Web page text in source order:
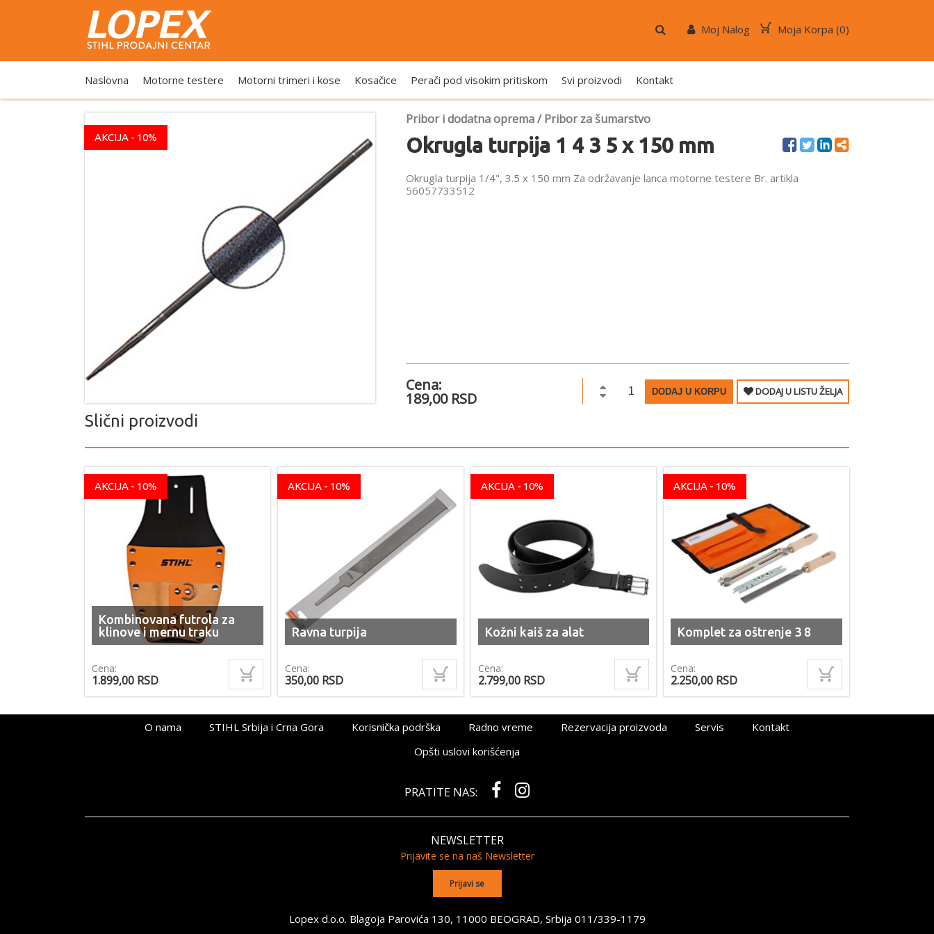
Moja Korpa (0)
Moj Nalog
Naslovna Motorne testere Motorni trimeri i kose Kosačice Perači pod visokim pritiskom Svi proizvodi Kontakt
AKCIJA - 10%
Pribor i dodatna oprema/Pribor za šumarstvo
Okrugla turpija 1 4 3 5 x 150 mm
Okrugla turpija 1/4", 3.5 x 150 mm Za održavanje lanca motorne testere Br. artikla
56057733512
Cena:
189,00 RSD DODAJ U KORPU DODAJ U LISTU ŽELJA
Slični proizvodi
AKCIJA - 10%
Kombinovana futrola za
klinove i mernu traku
Cena:
1.899,00 RSD
AKCIJA - 10%
Ravna turpija
Cena:
350,00 RSD
AKCIJA - 10%
Kožni kaiš za alat
Cena:
2.799,00 RSD
AKCIJA - 10%
Komplet za oštrenje 3 8
Cena:
2.250,00 RSD
O nama STIHL Srbija i Crna Gora Korisnička podrška Radno vreme Rezervacija proizvoda Servis
Kontakt
Opšti uslovi korišćenja
PRATITE NAS:
NEWSLETTER
Prijavite se na naš Newsletter
Lopex d.o.o. Blagoja Parovića 130, 11000 BEOGRAD, Srbija 011/339-1179